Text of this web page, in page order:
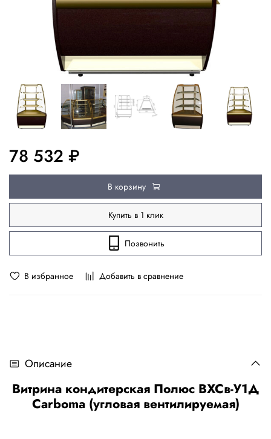
В избранное Добавить в сравнение
78 532 ₽
В корзину
Купить в 1 клик
Позвонить
Описание
Витрина кондитерская Полюс ВХСв-У1Д
Carboma (угловая вентилируемая)